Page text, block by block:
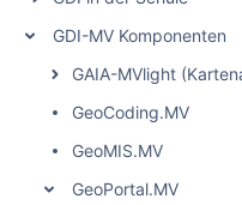
GDI-MV Komponenten
GAIA-MVlight
GeoCoding.MV
GeoMIS.MV
GeoPortal.MV